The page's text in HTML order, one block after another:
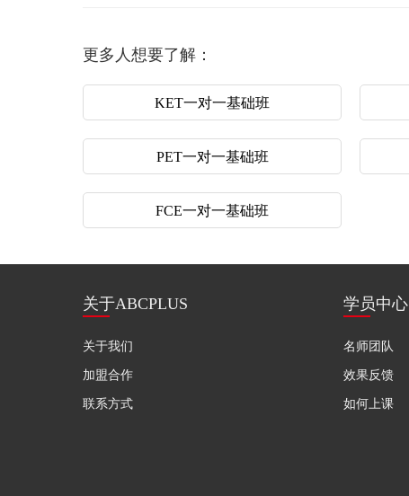
更多人想要了解：
KET一对一基础班
PET一对一基础班
FCE一对一基础班
关于ABCPLUS
关于我们
加盟合作
联系方式
学员中心
名师团队
效果反馈
如何上课